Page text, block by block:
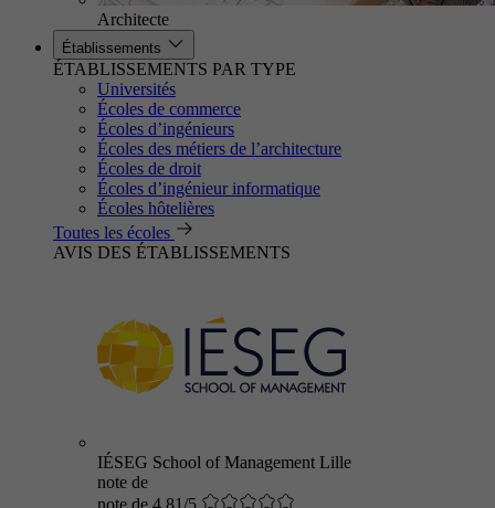
Architecte
Établissements
ÉTABLISSEMENTS PAR TYPE
Universités
Écoles de commerce
Écoles d’ingénieurs
Écoles des métiers de l’architecture
Écoles de droit
Écoles d’ingénieur informatique
Écoles hôtelières
Toutes les écoles
AVIS DES ÉTABLISSEMENTS
IÉSEG School of Management Lille
note de
note de 4.81/5